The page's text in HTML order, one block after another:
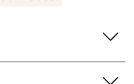
für die sensible,
(schuppige Stellen)